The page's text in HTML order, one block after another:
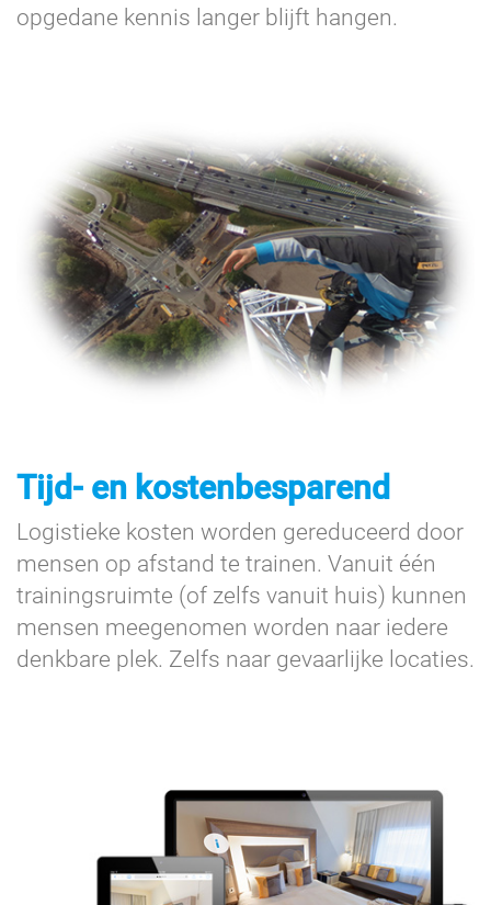
opgedane kennis langer blijft hangen.
Tijd- en kostenbesparend
Logistieke kosten worden gereduceerd door
mensen op afstand te trainen. Vanuit één
trainingsruimte (of zelfs vanuit huis) kunnen
mensen meegenomen worden naar iedere
denkbare plek. Zelfs naar gevaarlijke locaties.